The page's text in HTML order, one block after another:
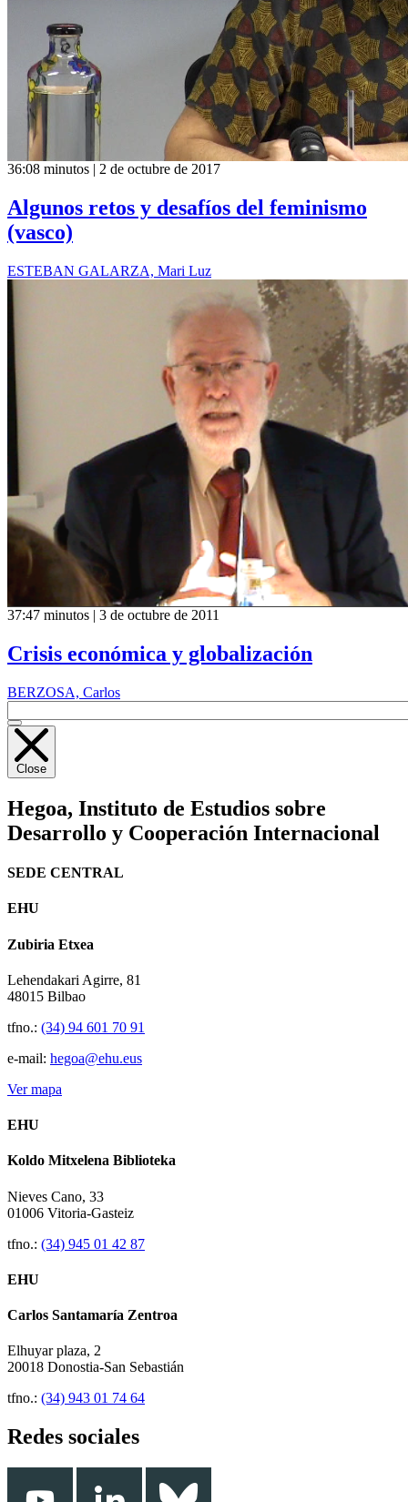
36:08 minutos | 2 de octubre de 2017
Algunos retos y desafíos del feminismo
(vasco)
ESTEBAN GALARZA, Mari Luz
37:47 minutos | 3 de octubre de 2011
Crisis económica y globalización
BERZOSA, Carlos
Close
Hegoa, Instituto de Estudios sobre
Desarrollo y Cooperación Internacional
SEDE CENTRAL
EHU
Zubiria Etxea
Lehendakari Agirre, 81
48015 Bilbao
tfno.: (34) 94 601 70 91
e-mail: hegoa@ehu.eus
Ver mapa
EHU
Koldo Mitxelena Biblioteka
Nieves Cano, 33
01006 Vitoria-Gasteiz
tfno.: (34) 945 01 42 87
EHU
Carlos Santamaría Zentroa
Elhuyar plaza, 2
20018 Donostia-San Sebastián
tfno.: (34) 943 01 74 64
Redes sociales